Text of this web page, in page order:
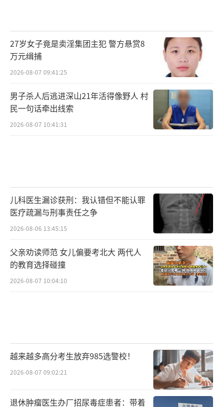
27岁女子竟是卖淫集团主犯 警方悬赏8
万元缉捕
2026-08-07 09:41:25
男子杀人后逃进深山21年活得像野人 村
民一句话牵出线索
2026-08-07 10:41:31
儿科医生漏诊获刑：我认错但不能认罪
医疗疏漏与刑事责任之争
2026-08-06 13:45:15
父亲劝读师范 女儿偏要考北大 两代人
的教育选择碰撞
2026-08-07 10:04:10
越来越多高分考生放弃985选警校！
2026-08-07 09:02:21
退休肿瘤医生办厂招尿毒症患者：带着